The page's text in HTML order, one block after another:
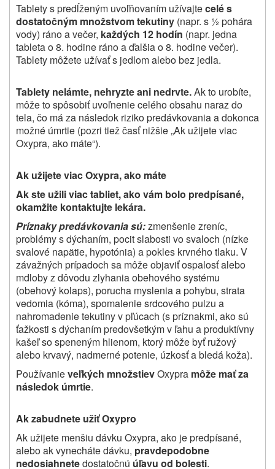
Tablety s predĺženým uvoľňovaním užívajtecelé s
dostatočným množstvom tekutiny (napr. s ½ pohára
vody) ráno a večer, každých 12 hodín (napr. jedna
tableta o 8. hodine ráno a ďalšia o 8. hodine večer).
Tablety môžete užívať s jedlom alebo bez jedla.
Tablety nelámte, nehryzte ani nedrvte.Ak to urobíte,
môže to spôsobiť uvoľnenie celého obsahu naraz do
tela, čo má za následok riziko predávkovania a dokonca
možné úmrtie (pozri tiež časť nižšie „Ak užijete viac
Oxypra, ako máte“).
Ak užijete viac Oxypra, ako máte
Ak ste užili viac tabliet, ako vám bolo predpísané,
okamžite kontaktujte lekára.
Príznaky predávkovania sú:zmenšenie zreníc,
problémy s dýchaním, pocit slabosti vo svaloch (nízke
svalové napätie, hypotónia) a pokles krvného tlaku. V
závažných prípadoch sa môže objaviť ospalosť alebo
mdloby z dôvodu zlyhania obehového systému
(obehový kolaps), porucha myslenia a pohybu, strata
vedomia (kóma), spomalenie srdcového pulzu a
nahromadenie tekutiny v pľúcach (s príznakmi, ako sú
ťažkosti s dýchaním predovšetkým v ľahu a produktívny
kašeľ so speneným hlienom, ktorý môže byť ružový
alebo krvavý, nadmerné potenie, úzkosť a bledá koža).
Používanieveľkých množstievOxypra môže mať za
následok úmrtie.
Ak zabudnete užiť Oxypro
Ak užijete menšiu dávku Oxypra, ako je predpísané,
alebo ak vynecháte dávku, pravdepodobne
nedosiahnetedostatočnú úľavu od bolesti.